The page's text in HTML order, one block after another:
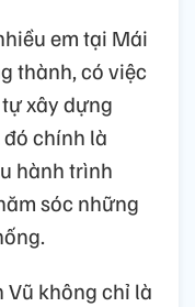
em tại Mái
thành, có việc
xây dựng
chính là
hành trình
sóc những
Vũ không chỉ là